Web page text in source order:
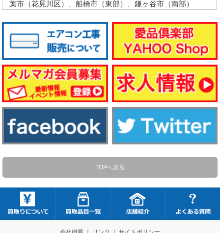
葉市（花見川区）、船橋市（東部）、鎌ヶ谷市（南部）
TOPへ戻る